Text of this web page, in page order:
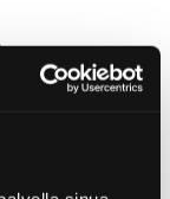
lisänäkyvyyttä
saat